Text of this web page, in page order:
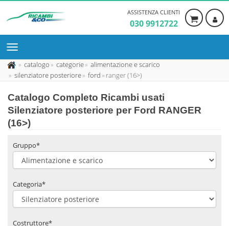
ASSISTENZA CLIENTI
030 9912722
catalogo categorie
alimentazione e scarico
silenziatore posteriore
ford ranger (16>)
Catalogo Completo Ricambi usati
Silenziatore posteriore per Ford RANGER
(16>)
Gruppo*
Categoria*
Costruttore*